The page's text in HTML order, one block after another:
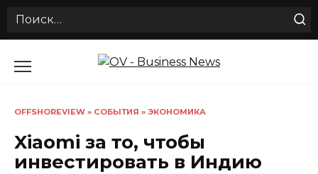
Search
OFFSHOREVIEW » СОБЫТИЯ » ЭКОНОМИКА
Xiaomi за то, чтобы
инвестировать в Индию